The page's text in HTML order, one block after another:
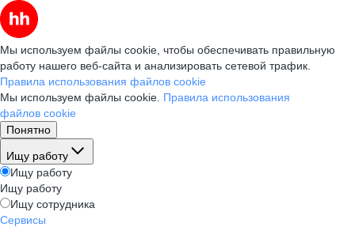
Мы используем файлы cookie, чтобы обеспечивать правильную
работу нашего веб-сайта и анализировать сетевой трафик.
Правила использования файлов cookie
Мы используем файлы cookie. Правила использования
файлов cookie
Понятно
Ищу работу
Ищу работу
Ищу работу
Ищу сотрудника
Сервисы